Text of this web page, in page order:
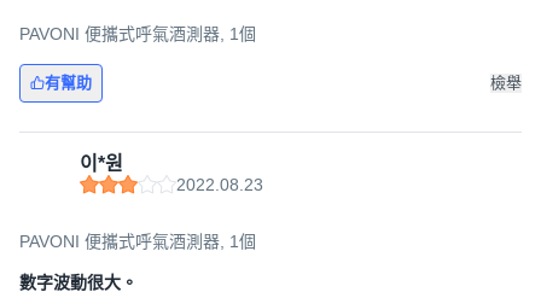
PAVONI 便攜式呼氣酒測器, 1個
有幫助 檢舉
이*원
2022.08.23
PAVONI 便攜式呼氣酒測器, 1個
數字波動很大。